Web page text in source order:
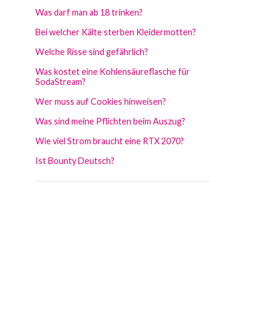
Was darf man ab 18 trinken?
Bei welcher Kälte sterben Kleidermotten?
Welche Risse sind gefährlich?
Was kostet eine Kohlensäureflasche für
SodaStream?
Wer muss auf Cookies hinweisen?
Was sind meine Pflichten beim Auszug?
Wie viel Strom braucht eine RTX 2070?
Ist Bounty Deutsch?